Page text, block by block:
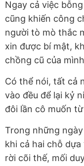
Ngay cả việc
cũng khiến công
người tò mò thắc
xin được bí mật,
chồng cũ của
Có thể nói, tất cả
vào đều để lại kỷ
đôi lần cô muốn
Trong những
khi cả hai chỗ
rời cõi thế, mối